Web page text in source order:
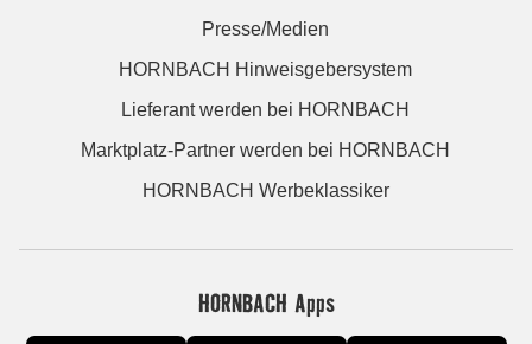
Presse/Medien
HORNBACH Hinweisgebersystem
Lieferant werden bei HORNBACH
Marktplatz-Partner werden bei HORNBACH
HORNBACH Werbeklassiker
HORNBACH Apps